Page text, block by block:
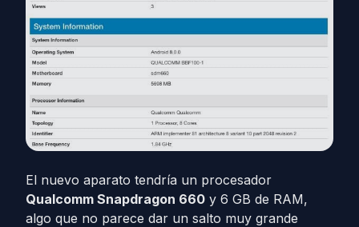
El nuevo aparato tendría un procesador
Qualcomm Snapdragon 660 y 6 GB de RAM,
algo que no parece dar un salto muy grande